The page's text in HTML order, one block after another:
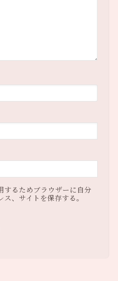
するためブラウザーに自分
、サイトを保存する。